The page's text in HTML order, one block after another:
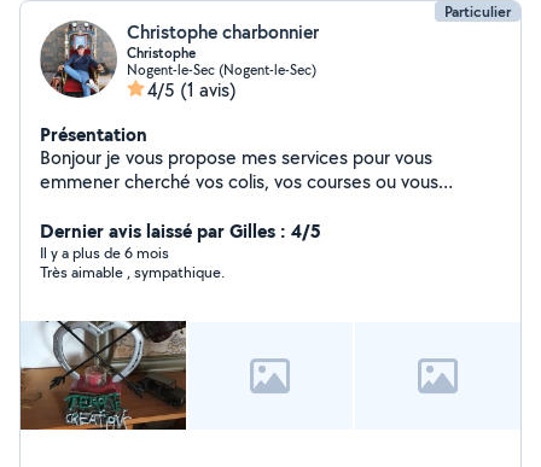
Particulier
Christophe charbonnier
Christophe
Nogent-le-Sec (Nogent-le-Sec)
4/5 (1 avis)
Présentation
Bonjour je vous propose mes services pour vous
emmener cherché vos colis, vos courses ou vous
quelqu'un de sérieux ponctuelle ou faire petite
mécanique automobile et vélo bonne journée et peut-
être à +tard
Dernier avis laissé par Gilles : 4/5
Il y a plus de 6 mois
Très aimable , sympathique.